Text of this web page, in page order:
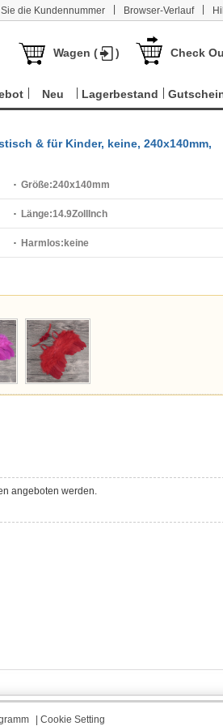
die Kundennummer Browser-Verlauf
Wagen ( ) Check
Neu Lagerbestand
& für Kinder, keine, 240x140mm,
Größe:240x140mm
Länge:14.9ZollInch
Harmlos: keine
angeboten werden.
Cookie Setting